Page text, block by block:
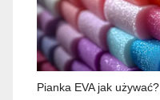
Pianka EVA jak używać?